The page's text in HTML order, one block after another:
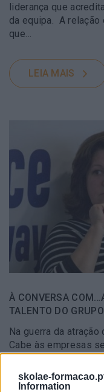
skolae-
Information
liderança que
da equipa. A relação
que…
LEIA MAIS
À CONVERSA
TALENTO DO
Na guerra da
Cabe às empresas
melhor talento? É
em entrevistas de